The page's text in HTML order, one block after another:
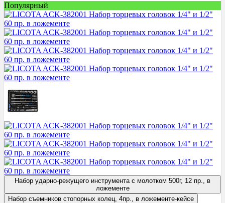
Популярный
Набор ударно-режущего инструмента с молотком 500г, 12 пр., в
ложементе
Набор съемников стопорных колец, 4пр., в ложементе-кейсе